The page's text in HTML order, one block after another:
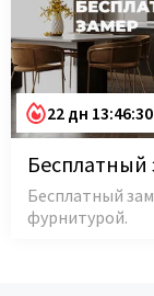
22 дн 13:46:29
Бесплатный
Бесплатный
фурнитурой.